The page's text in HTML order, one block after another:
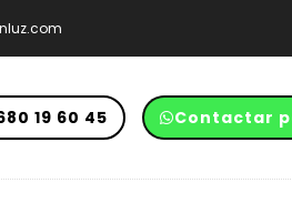
19 60 45 Contactar